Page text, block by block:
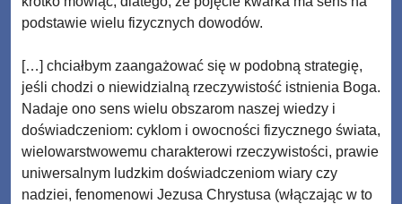
podstawie wielu fizycznych dowodów.
[…] chciałbym zaangażować się w podobną strategię,
jeśli chodzi o niewidzialną rzeczywistość istnienia Boga.
Nadaje ono sens wielu obszarom naszej wiedzy i
doświadczeniom: cyklom i owocności fizycznego świata,
wielowarstwowemu charakterowi rzeczywistości, prawie
uniwersalnym ludzkim doświadczeniom wiary czy
nadziei, fenomenowi Jezusa Chrystusa (włączając w to